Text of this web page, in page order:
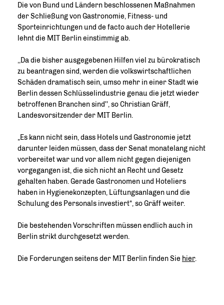
Die von Bund und Ländern beschlossenen Maßnahmen
der Schließung von Gastronomie, Fitness- und
Sporteinrichtungen und de facto auch der Hotellerie
lehnt die MIT Berlin einstimmig ab.
,,Da die bisher ausgegebenen Hilfen viel zu bürokratisch
zu beantragen sind, werden die volkswirtschaftlichen
Schäden dramatisch sein, umso mehr in einer Stadt wie
Berlin dessen Schlüsselindustrie genau die jetzt wieder
betroffenen Branchen sind'', so Christian Gräff,
Landesvorsitzender der MIT Berlin.
Es kann nicht sein, dass Hotels und Gastronomie jetzt
darunter leiden müssen, dass der Senat monatelang nicht
vorbereitet war und vor allem nicht gegen diejenigen
vorgegangen ist, die sich nicht an Recht und Gesetz
gehalten haben. Gerade Gastronomen und Hoteliers
haben in Hygienekonzepten, Lüftungsanlagen und die
Schulung des Personals investiert“, so Gräff weiter.
Die bestehenden Vorschriften müssen endlich auch in
Berlin strikt durchgesetzt werden.
Die Forderungen seitens der MIT Berlin finden Sie hier.